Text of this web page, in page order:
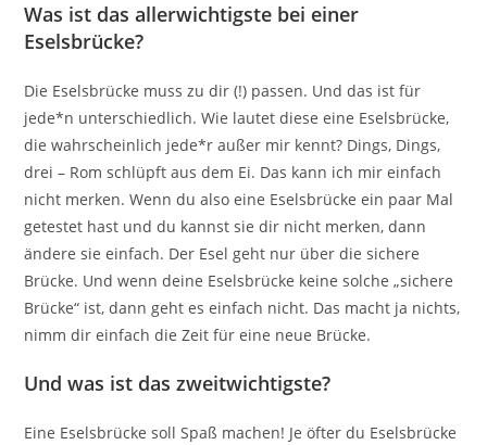
Was ist das allerwichtigste bei einer
Eselsbrücke?
Die Eselsbrücke muss zu dir (!) passen. Und das ist für
jede*n unterschiedlich. Wie lautet diese eine Eselsbrücke,
die wahrscheinlich jede*r außer mir kennt? Dings, Dings,
drei – Rom schlüpft aus dem Ei. Das kann ich mir einfach
nicht merken. Wenn du also eine Eselsbrücke ein paar Mal
getestet hast und du kannst sie dir nicht merken, dann
ändere sie einfach. Der Esel geht nur über die sichere
Brücke. Und wenn deine Eselsbrücke keine solche „sichere
Brücke“ ist, dann geht es einfach nicht. Das macht ja nichts,
nimm dir einfach die Zeit für eine neue Brücke.
Und was ist das zweitwichtigste?
Eine Eselsbrücke soll Spaß machen! Je öfter du Eselsbrücke